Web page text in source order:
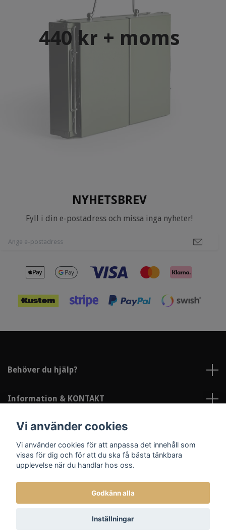
440 kr + moms
NYHETSBREV
Fyll i din e-postadress och missa inga nyheter!
Behöver du hjälp?
Information & KONTAKT
Sociala medier
© 2026 Lindströms Reklam och Profil
Vi använder cookies
Vi använder cookies för att anpassa det innehåll som
visas för dig och för att du ska få bästa tänkbara
upplevelse när du handlar hos oss.
Godkänn alla
Inställningar